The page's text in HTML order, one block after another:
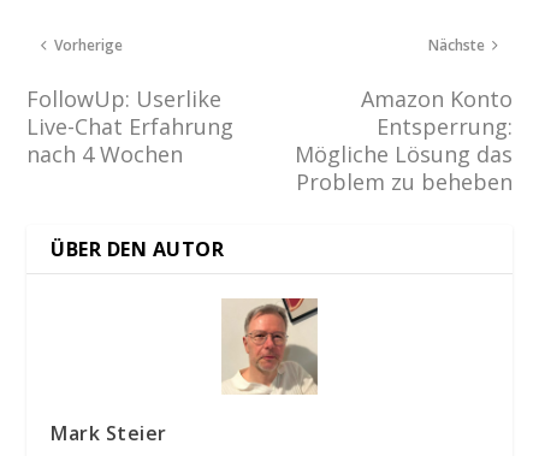
Vorherige
FollowUp: Userlike
Live-Chat Erfahrung
nach 4 Wochen
Nächste
Amazon Konto
Entsperrung:
Mögliche Lösung das
Problem zu beheben
ÜBER DEN AUTOR
Mark Steier